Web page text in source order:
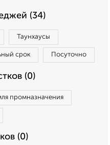
(34)
Таунхаусы
срок Посуточно
(0)
промназначения
(0)